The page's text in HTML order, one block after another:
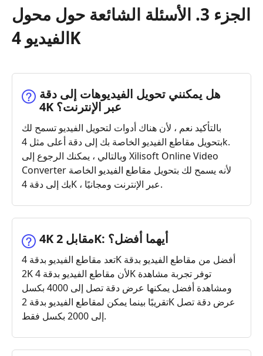
الجزء 3. الأسئلة الشائعة حول محول
الفيديو 4K
هل يمكنني تحويل الفيديوهات إلى دقة
4K عبر الإنترنت؟
بالتأكيد نعم ، لأن هناك أدوات لتحويل الفيديو تسمح لك
بتحويل مقاطع الفيديو الخاصة بك إلى دقة أعلى مثل 4k.
وبالتالي ، يمكنك الرجوع إلى Xilisoft Online Video
Converter لأنه يسمح لك بتحويل مقاطع الفيديو الخاصة
بك إلى دقة 4K ، عبر الإنترنت ومجانيًا.
4K مقابل 2K: أيهما أفضل؟
تعد مقاطع الفيديو بدقة 4K أفضل من مقاطع الفيديو بدقة
2K لأن مقاطع الفيديو بدقة 4K توفر تجربة مشاهدة
ومشاهدة أفضل يمكنها عرض دقة تصل إلى 4000 بكسل
تقريبًا بينما يمكن لمقاطع الفيديو بدقة 2K عرض دقة تصل
إلى 2000 بكسل فقط.